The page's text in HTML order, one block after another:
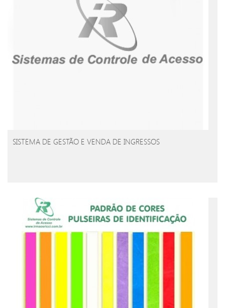
SISTEMA DE GESTÃO E VENDA DE INGRESSOS